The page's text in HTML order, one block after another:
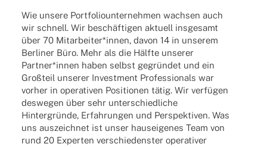
Wie unsere Port­fo­lio­un­ter­neh­men wach­sen auch
wir schnell. Wir beschäf­ti­gen aktu­ell insge­samt
über 70 Mitarbeiter*innen, davon 14 in unse­rem
Berli­ner Büro. Mehr als die Hälfte unse­rer
Partner*innen haben selbst gegrün­det und ein
Groß­teil unse­rer Invest­ment Profes­sio­nals war
vorher in opera­ti­ven Posi­tio­nen tätig. Wir verfü­gen
deswe­gen über sehr unter­schied­li­che
Hinter­gründe, Erfah­run­gen und Perspek­ti­ven. Was
uns auszeich­net ist unser haus­ei­ge­nes Team von
rund 20 Exper­ten verschie­dens­ter opera­ti­ver